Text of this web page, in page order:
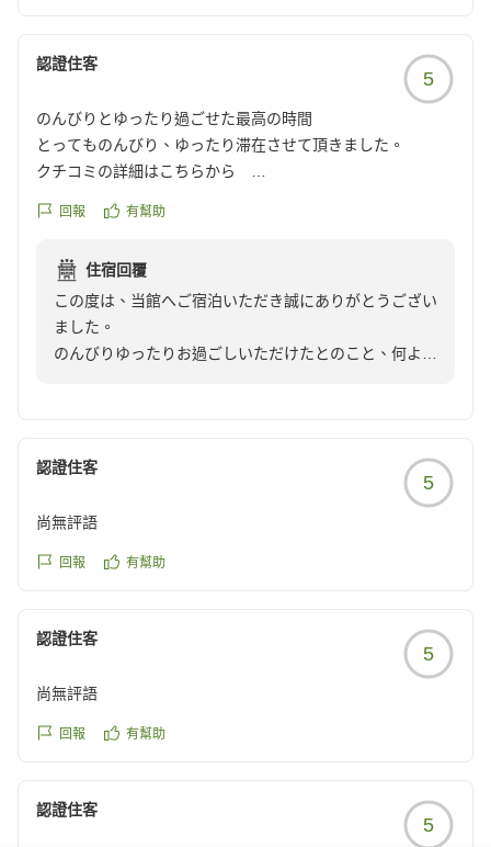
認證住客
5
のんびりとゆったり過ごせた最高の時間
とってものんびり、ゆったり滞在させて頂きました。
クチコミの詳細はこちらから
reviewId=33123478197853
回報 有幫助
住宿回覆
この度は、当館へご宿泊いただき誠にありがとうござい
ました。
のんびりゆったりお過ごしいただけたとのこと、何より
認證住客
5
尚無評語
回報 有幫助
認證住客
5
尚無評語
回報 有幫助
認證住客
5